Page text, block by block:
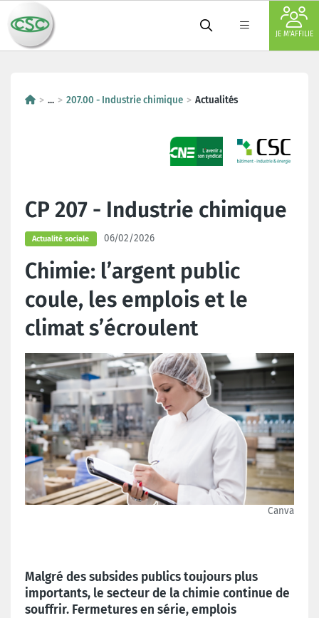
JE M'AFFILIE
... 207.00 - Industrie chimique Actualités
CP 207 - Industrie chimique
Actualité sociale 06/02/2026
Chimie: l’argent public
coule, les emplois et le
climat s’écroulent
Canva
Malgré des subsides publics toujours plus
importants, le secteur de la chimie continue de
souffrir. Fermetures en série, emplois